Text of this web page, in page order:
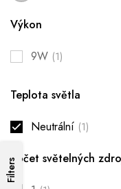
Výkon
9W (1)
Teplota světla
Neutrální (1)
Počet světelných
Filters